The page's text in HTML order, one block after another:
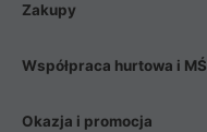
Zakupy
Współpraca hurtowa i
Okazja i promocja